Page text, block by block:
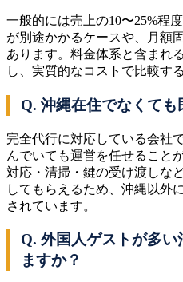
一般的には売上の10〜25%程
が別途かかるケースや、月額
あります。料金体系と含まれ
し、実質的なコストで比較す
Q. 沖縄在住でなくても
完全代行に対応している会社
んでいても運営を任せること
対応・清掃・鍵の受け渡しな
してもらえるため、沖縄以外
されています。
Q. 外国人ゲストが多い
ますか？